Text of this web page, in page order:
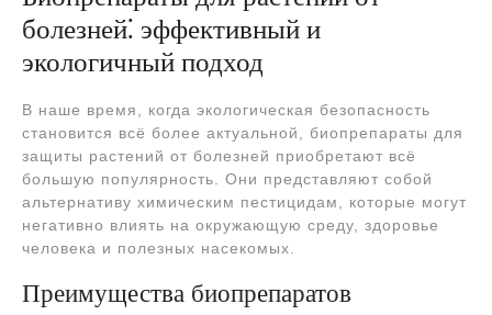
болезней⁚ эффективный и
экологичный подход
В наше время, когда экологическая безопасность
становится всё более актуальной, биопрепараты для
защиты растений от болезней приобретают всё
большую популярность. Они представляют собой
альтернативу химическим пестицидам, которые могут
негативно влиять на окружающую среду, здоровье
человека и полезных насекомых.
Преимущества биопрепаратов